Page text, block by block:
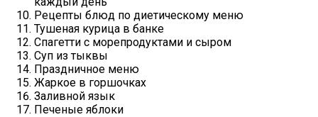
Рецепты блюд по диетическому меню
Тушеная курица в банке
Спагетти с морепродуктами и сыром
Суп из тыквы
Праздничное меню
Жаркое в горшочках
Заливной язык
Печеные яблоки